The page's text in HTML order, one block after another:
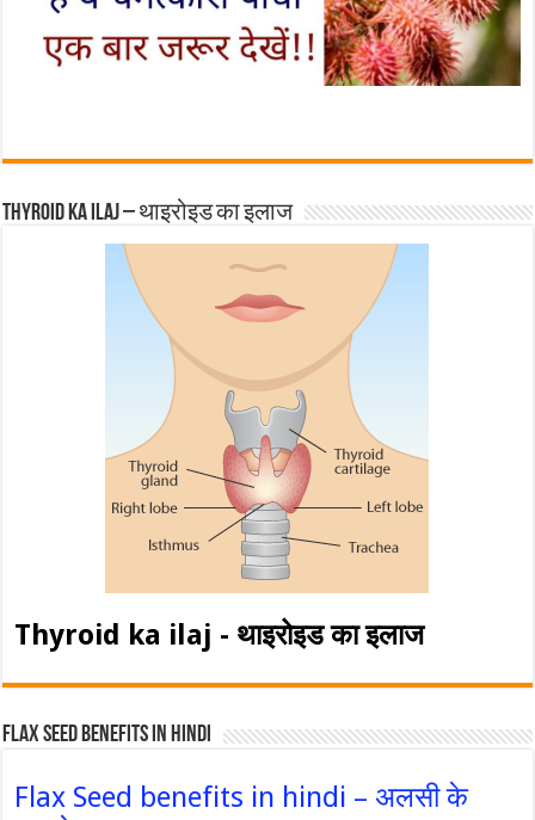
Thyroid ka ilaj – थाइरोइड का इलाज
Thyroid ka ilaj - थाइरोइड का इलाज
Flax Seed Benefits in hindi
Flax Seed benefits in hindi – अलसी के